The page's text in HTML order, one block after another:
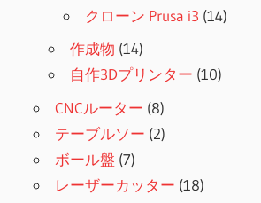
クローン Prusa i3 (14)
作成物 (14)
自作3Dプリンター (10)
CNCルーター (8)
テーブルソー (2)
ボール盤 (7)
レーザーカッター (18)